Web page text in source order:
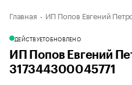
Главная ИП Попов Евгений
ДЕЙСТВУЕТОБНОВЛЕНО
ИП Попов Евгений
317344300045771